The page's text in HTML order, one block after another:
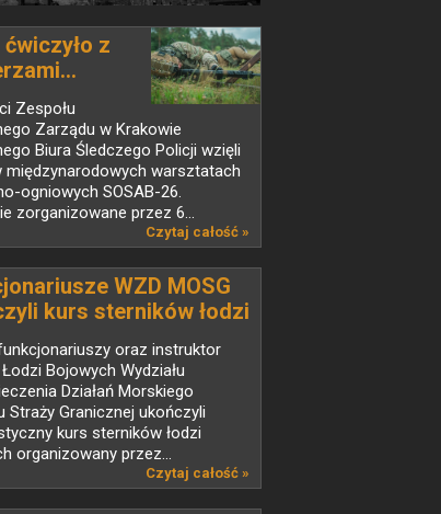
ćwiczyło z
Zespołu
Zarządu w Krakowie
Biura Śledczego Policji wzięli
międzynarodowych warsztatach
ogniowych SOSAB-26.
zorganizowane przez 6...
Czytaj całość »
WZD MOSG
kurs sterników łodzi
oraz instruktor
Bojowych Wydziału
Działań Morskiego
Straży Granicznej ukończyli
kurs sterników łodzi
organizowany przez...
Czytaj całość »